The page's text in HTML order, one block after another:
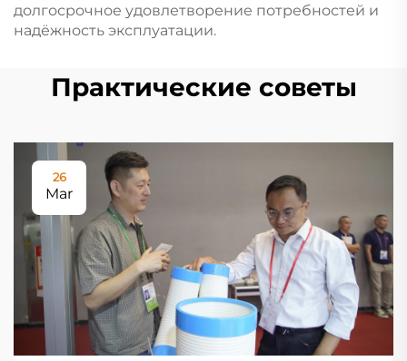
долгосрочное удовлетворение потребностей и
надёжность эксплуатации.
Практические советы
26
Mar